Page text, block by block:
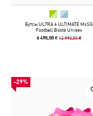
Бутсы ULTRA 6 ULTIMATE MxSG
Football Boots Unisex
6 490,00 ₴ 12 990,00 ₴
-29%